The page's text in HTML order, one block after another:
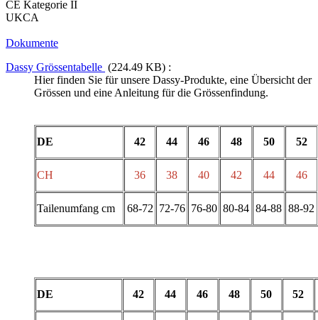
CE Kategorie II
UKCA
Dokumente
Dassy Grössentabelle (224.49 KB) :
Hier finden Sie für unsere Dassy-Produkte, eine Übersicht der
Grössen und eine Anleitung für die Grössenfindung.
DE 42 44 46 48 50 52
CH 36 38 40 42 44 46
Tailenumfang cm 68-72 72-76 76-80 80-84 84-88 88-92
DE 42 44 46 48 50 52